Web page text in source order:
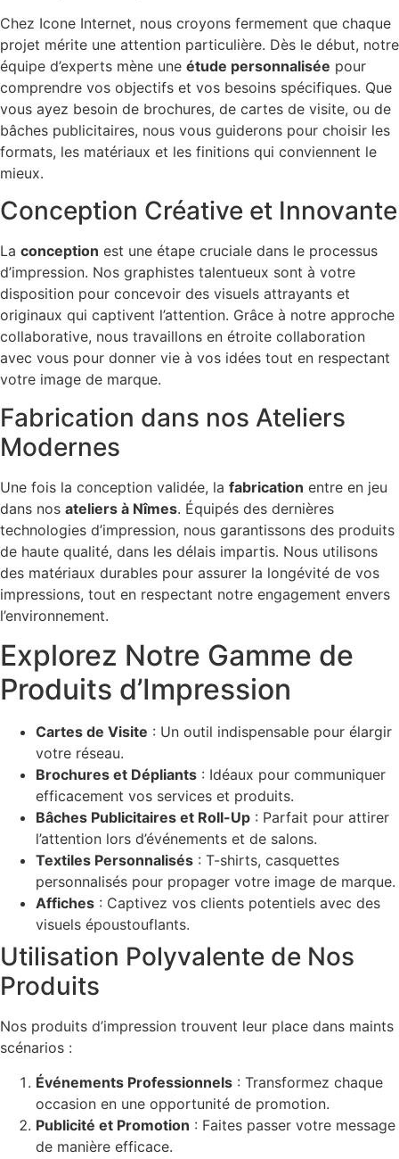
Chez Icone Internet, nous croyons fermement que chaque
projet mérite une attention particulière. Dès le début, notre
équipe d’experts mène une étude personnalisée pour
comprendre vos objectifs et vos besoins spécifiques. Que
vous ayez besoin de brochures, de cartes de visite, ou de
bâches publicitaires, nous vous guiderons pour choisir les
formats, les matériaux et les finitions qui conviennent le
mieux.
Conception Créative et Innovante
La conception est une étape cruciale dans le processus
d’impression. Nos graphistes talentueux sont à votre
disposition pour concevoir des visuels attrayants et
originaux qui captivent l’attention. Grâce à notre approche
collaborative, nous travaillons en étroite collaboration
avec vous pour donner vie à vos idées tout en respectant
votre image de marque.
Fabrication dans nos Ateliers
Modernes
Une fois la conception validée, la fabrication entre en jeu
dans nos ateliers à Nîmes. Équipés des dernières
technologies d’impression, nous garantissons des produits
de haute qualité, dans les délais impartis. Nous utilisons
des matériaux durables pour assurer la longévité de vos
impressions, tout en respectant notre engagement envers
l’environnement.
Explorez Notre Gamme de
Produits d’Impression
Cartes de Visite : Un outil indispensable pour élargir
votre réseau.
Brochures et Dépliants : Idéaux pour communiquer
efficacement vos services et produits.
Bâches Publicitaires et Roll-Up : Parfait pour attirer
l’attention lors d’événements et de salons.
Textiles Personnalisés : T-shirts, casquettes
personnalisés pour propager votre image de marque.
Affiches : Captivez vos clients potentiels avec des
visuels époustouflants.
Utilisation Polyvalente de Nos
Produits
Nos produits d’impression trouvent leur place dans maints
scénarios :
Événements Professionnels : Transformez chaque
occasion en une opportunité de promotion.
Publicité et Promotion : Faites passer votre message
de manière efficace.